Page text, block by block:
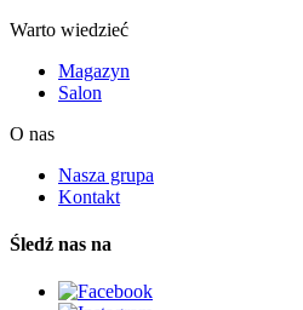
Warto wiedzieć
Magazyn
Salon
O nas
Nasza grupa
Kontakt
Śledź nas na